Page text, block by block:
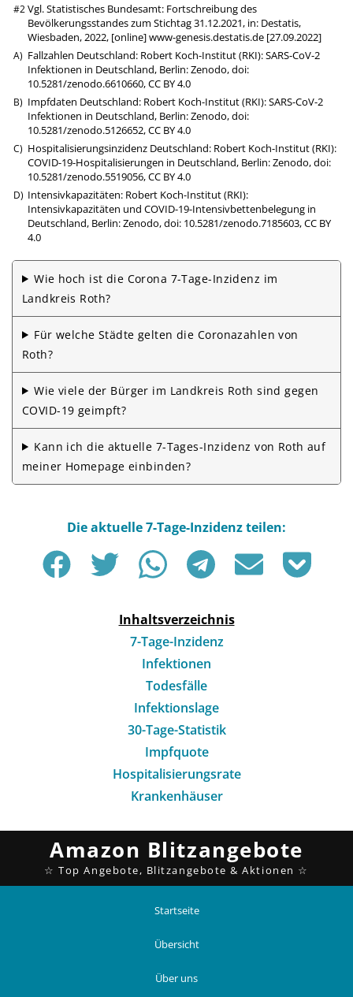
Vgl. Statistisches Bundesamt: Fortschreibung des
Bevölkerungsstandes zum Stichtag 31.12.2021, in: Destatis,
Wiesbaden, 2022, [online]www-genesis.destatis.de[27.09.2022]
Fallzahlen Deutschland: Robert Koch-Institut (RKI): SARS-CoV-2
Infektionen in Deutschland, Berlin: Zenodo,doi:
10.5281/zenodo.6610660,CC BY 4.0
Impfdaten Deutschland: Robert Koch-Institut (RKI): SARS-CoV-2
Infektionen in Deutschland, Berlin: Zenodo,doi:
10.5281/zenodo.5126652,CC BY 4.0
Hospitalisierungsinzidenz Deutschland: Robert Koch-Institut (RKI):
COVID-19-Hospitalisierungen in Deutschland, Berlin: Zenodo,doi:
10.5281/zenodo.5519056,CC BY 4.0
Intensivkapazitäten: Robert Koch-Institut (RKI):
Intensivkapazitäten und COVID-19-Intensivbettenbelegung in
Deutschland, Berlin: Zenodo,doi: 10.5281/zenodo.7185603,CC BY
4.0
Wie hoch ist die Corona 7-Tage-Inzidenz im
Landkreis Roth?
Für welche Städte gelten die Corona­zahlen von
Roth?
Wie viele der Bürger im Landkreis Roth sind gegen
COVID-19 geimpft?
Kann ich die aktuelle 7-Tages-Inzidenz von Roth auf
meiner Homepage einbinden?
Inhaltsverzeichnis
7-Tage-Inzidenz
Infektionen
Todesfälle
Infektionslage
30-Tage-Statistik
Impfquote
Hospitalisierungsrate
Krankenhäuser
Startseite
Übersicht
Über uns